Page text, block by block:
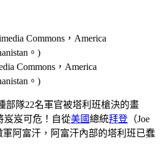
Commons，America
。)
部隊22名軍官被塔利班槍決的畫
岌岌可危！自從美國總統拜登 （Joe
軍阿富汗，阿富汗內部的塔利班已蠢